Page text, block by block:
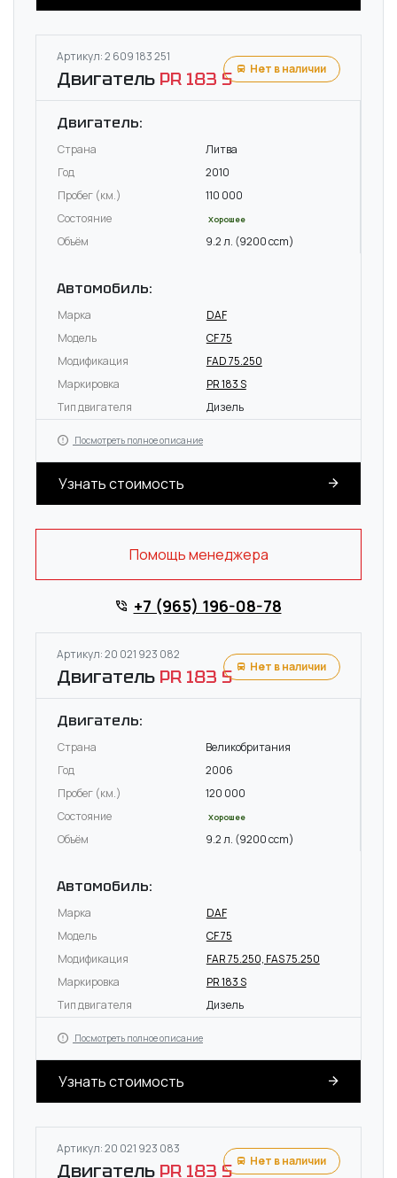
Артикул: 2 609 183 251
Двигатель PR 183 S Нет в наличии
Двигатель:
Страна
Литва
Год
2010
Пробег (км.)
110 000
Состояние
Хорошее
Объём 9.2 л. (9200 ccm)
Автомобиль:
Марка
DAF
Модель
CF 75
Модификация
FAD 75.250
Маркировка
PR 183 S
Тип двигателя
Дизель
Посмотреть полное описание
Узнать стоимость
Помощь менеджера
+7 (965) 196-08-78
Артикул: 20 021 923 082
Двигатель PR 183 S Нет в наличии
Двигатель:
Страна
Великобритания
Год
2006
Пробег (км.)
120 000
Состояние
Хорошее
Объём 9.2 л. (9200 ccm)
Автомобиль:
Марка
DAF
Модель
CF 75
Модификация
FAR 75.250, FAS 75.250
Маркировка
PR 183 S
Тип двигателя
Дизель
Посмотреть полное описание
Узнать стоимость
Артикул: 20 021 923 083
Двигатель PR 183 S Нет в наличии